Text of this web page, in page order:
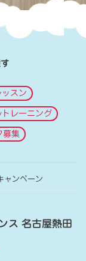
スン
レーニング
募集
ャンペーン
ス 名古屋熱田